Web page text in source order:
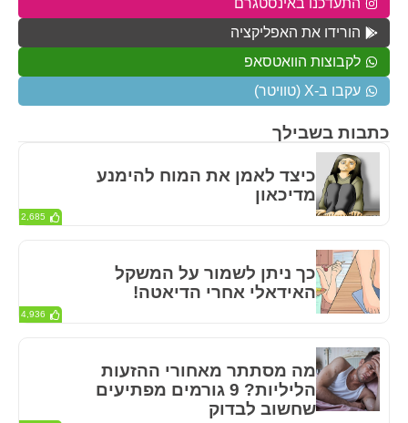
כתבות בשבילך
כיצד לאמן את המוח להימנע
מדיכאון
2,685
כך ניתן לשמור על המשקל
האידאלי אחרי הדיאטה!
4,936
מה מסתתר מאחורי ההזעות
הליליות? 9 גורמים מפתיעים
שחשוב לבדוק
התעדכנו באינסטגרם
הורידו את האפליקציה
לקבוצות הוואטסאפ
עקבו ב-X (טוויטר)